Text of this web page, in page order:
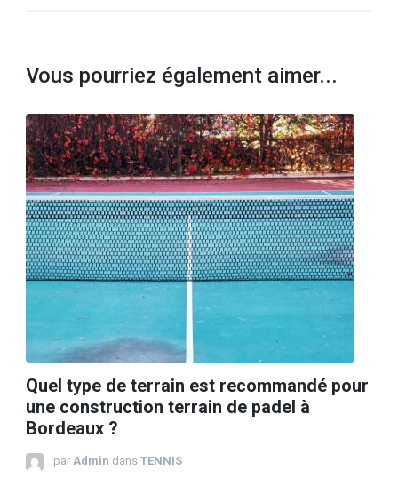
Vous pourriez également aimer...
Quel type de terrain est recommandé pour
une construction terrain de padel à
Bordeaux ?
par Admin dans TENNIS